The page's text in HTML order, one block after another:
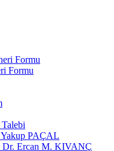
Formu
Formu
PAÇAL
Dr. Ercan M. KIVANÇ